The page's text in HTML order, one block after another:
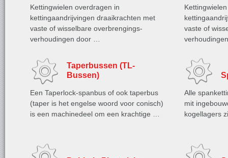
Kettingwielen overdragen in
kettingaandrijvingen draaikrachten met
vaste of wisselbare overbrengings-
verhoudingen door …
vaste of
Taperbussen (TL-
Bussen)
Een Taperlock-spanbus of ook taperbus
(taper is het engelse woord voor conisch)
is een machinedeel om een krachtige …
Alle
mit
kogellagers